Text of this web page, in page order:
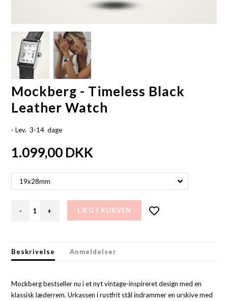
Mockberg - Timeless Black
Leather Watch
- Lev. 3-14 dage
1.099,00 DKK
- +
Beskrivelse Anmeldelser
Mockberg bestseller nu i et nyt vintage-inspireret design med en
klassisk læderrem. Urkassen i rustfrit stål indrammer en urskive med